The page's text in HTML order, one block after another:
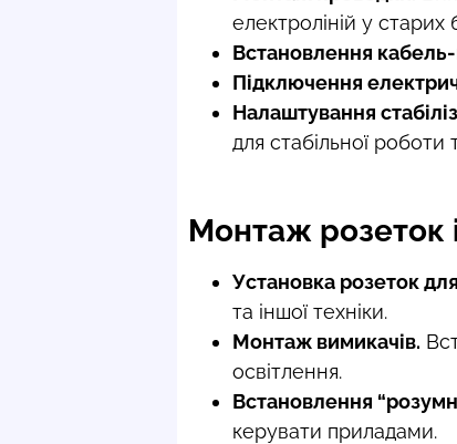
електроліній у старих
Встановлення кабель-
Підключення
Налаштування
для стабільної роботи
Монтаж розеток
Установка розеток
та іншої техніки.
Монтаж вимикачів.
освітлення.
Встановлення
керувати приладами.